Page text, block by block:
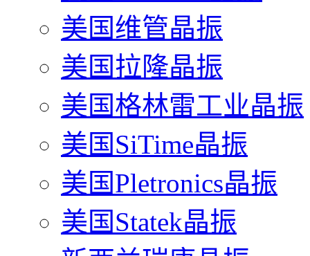
美国维管晶振
美国拉隆晶振
美国格林雷工业晶振
美国SiTime晶振
美国Pletronics晶振
美国Statek晶振